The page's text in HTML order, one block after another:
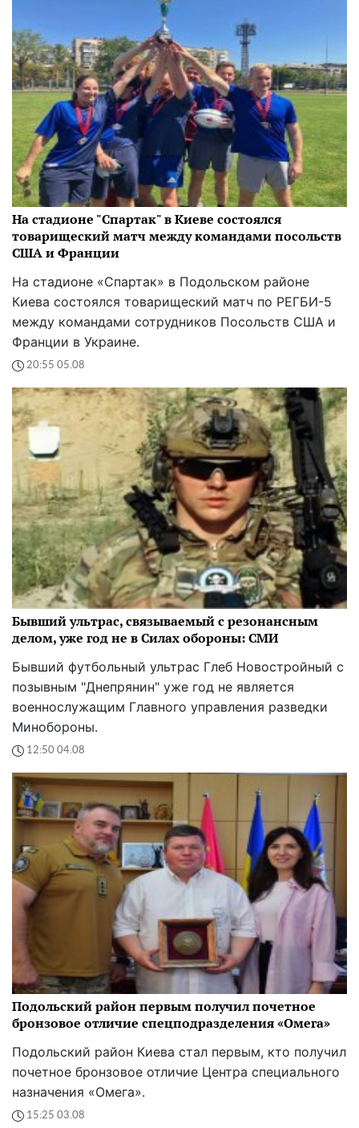
На стадионе "Спартак" в Киеве состоялся
товарищеский матч между командами посольств
США и Франции
На стадионе «Спартак» в Подольском районе
Киева состоялся товарищеский матч по РЕГБИ-5
между командами сотрудников Посольств США и
Франции в Украине.
20:55 05.08
Бывший ультрас, связываемый с резонансным
делом, уже год не в Силах обороны: СМИ
Бывший футбольный ультрас Глеб Новостройный с
позывным "Днепрянин" уже год не является
военнослужащим Главного управления разведки
Минобороны.
12:50 04.08
Подольский район первым получил почетное
бронзовое отличие спецподразделения «Омега»
Подольский район Киева стал первым, кто получил
почетное бронзовое отличие Центра специального
назначения «Омега».
15:25 03.08